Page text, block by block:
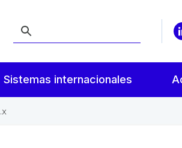
Sistemas internacionales